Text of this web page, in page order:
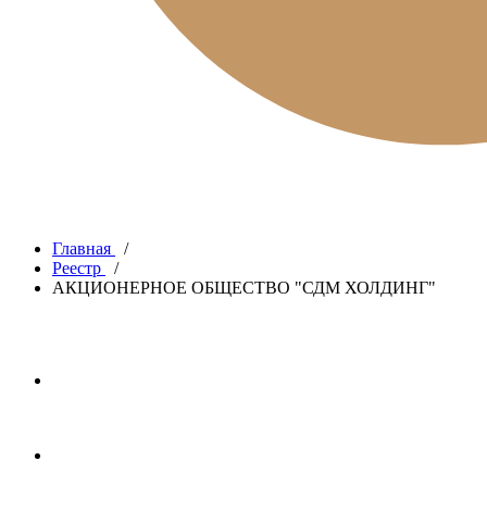
Главная
/
Реестр
/
АКЦИОНЕРНОЕ ОБЩЕСТВО "СДМ ХОЛДИНГ"